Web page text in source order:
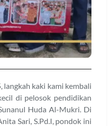
langkah kaki kami kembali
di pelosok pendidikan
Huda Al-Mukri. Di
Sari, S.Pd.I, pondok ini